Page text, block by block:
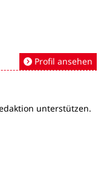
Profil ansehen
unterstützen.